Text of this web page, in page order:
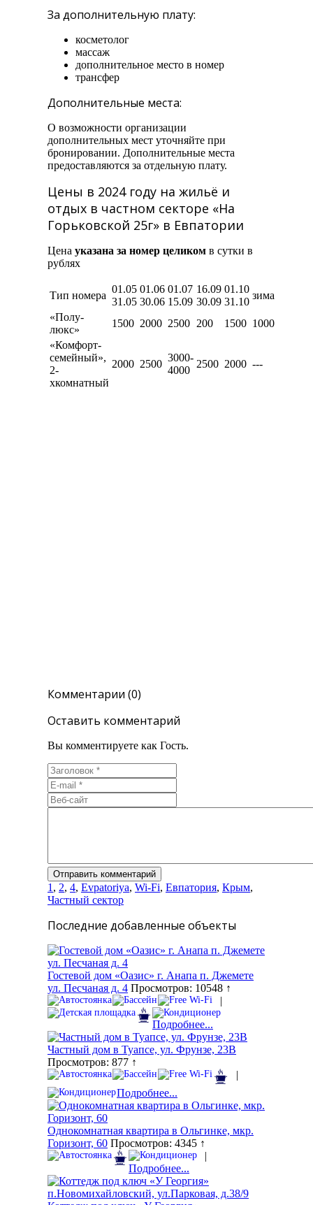
За дополнительную плату:
косметолог
массаж
дополнительное место в номер
трансфер
Дополнительные места:
О возможности организации
дополнительных мест уточняйте при
бронировании. Дополнительные места
предоставляются за отдельную плату.
Цены в 2024 году на жильё и
отдых в частном секторе «На
Горьковской 25г» в Евпатории
Цена указана за номер целиком в сутки в
рублях
Тип номера
01.05
31.05
01.06
30.06
01.07
15.09
16.09
30.09
01.10
31.10
зима
«Полу-
люкс»
1500 2000 2500 200 1500 1000
«Комфорт-
семейный»,
2-
хкомнатный
2000 2500
3000-
4000
2500 2000 ---
Комментарии (0)
Оставить комментарий
Вы комментируете как Гость.
1 , 2, 4, Evpatoriya, Wi-Fi, Евпатория, Крым,
Частный сектор
Последние добавленные объекты
Гостевой дом «Оазис» г. Анапа п. Джемете
ул. Песчаная д. 4 Просмотров: 10548 ↑
|
Подробнее...
Частный дом в Туапсе, ул. Фрунзе, 23В
Просмотров: 877 ↑
|
Подробнее...
Однокомнатная квартира в Ольгинке, мкр.
Горизонт, 60 Просмотров: 4345 ↑
|
Подробнее...